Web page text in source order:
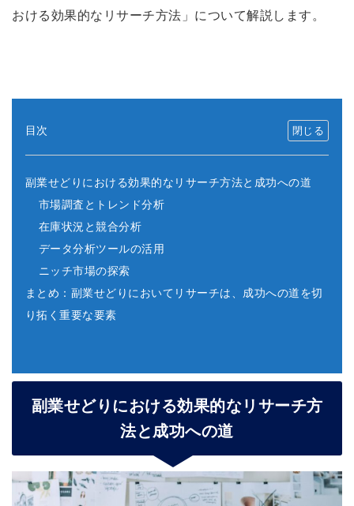
おける効果的なリサーチ方法」について解説します。
目次
副業せどりにおける効果的なリサーチ方法と成功への道
市場調査とトレンド分析
在庫状況と競合分析
データ分析ツールの活用
ニッチ市場の探索
まとめ：副業せどりにおいてリサーチは、成功への道を切
り拓く重要な要素
副業せどりにおける効果的なリサーチ方
法と成功への道